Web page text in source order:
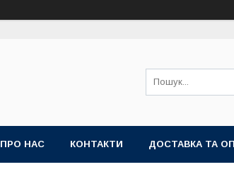
ПРО НАС КОНТАКТИ ДОСТАВКА ТА